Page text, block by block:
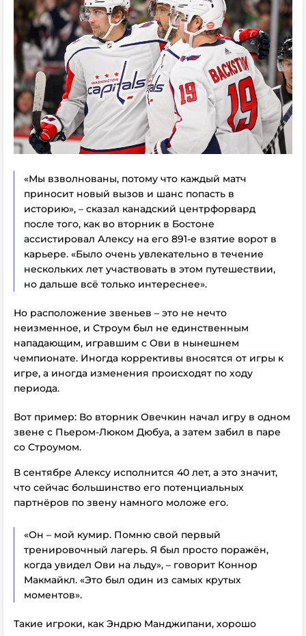
«Мы взволнованы, потому что каждый матч
приносит новый вызов и шанс попасть в
историю», – сказал канадский центрфорвард
после того, как во вторник в Бостоне
ассистировал Алексу на его 891-е взятие ворот в
карьере. «Было очень увлекательно в течение
нескольких лет участвовать в этом путешествии,
но дальше всё только интереснее».
Но расположение звеньев – это не нечто
неизменное, и Строум был не единственным
нападающим, игравшим с Ови в нынешнем
чемпионате. Иногда коррективы вносятся от игры к
игре, а иногда изменения происходят по ходу
периода.
Вот пример: Во вторник Овечкин начал игру в одном
звене с Пьером-Люком Дюбуа, а затем забил в паре
со Строумом.
В сентябре Алексу исполнится 40 лет, а это значит,
что сейчас большинство его потенциальных
партнёров по звену намного моложе его.
«Он – мой кумир. Помню свой первый
тренировочный лагерь. Я был просто поражён,
когда увидел Ови на льду», – говорит Коннор
Макмайкл. «Это был один из самых крутых
моментов».
Такие игроки, как Эндрю Манджипани, хорошо